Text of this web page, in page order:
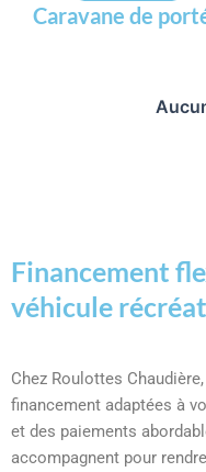
Caravane de
Financement
véhicule
Chez Roulottes
financement adaptées à
et des paiements
accompagnent pour